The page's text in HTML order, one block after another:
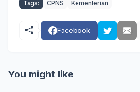
Tags: CPNS Kementerian
Facebook
You might like